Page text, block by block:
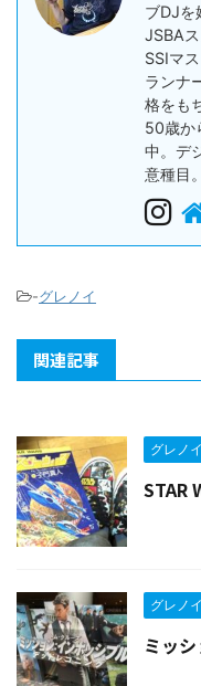
ブDJを
JSBA
SSIマ
ランナ
格をも
50歳か
中。デ
意種目。
-グレノイ
関連記事
グレノイ
STAR
グレノイ
ミッ